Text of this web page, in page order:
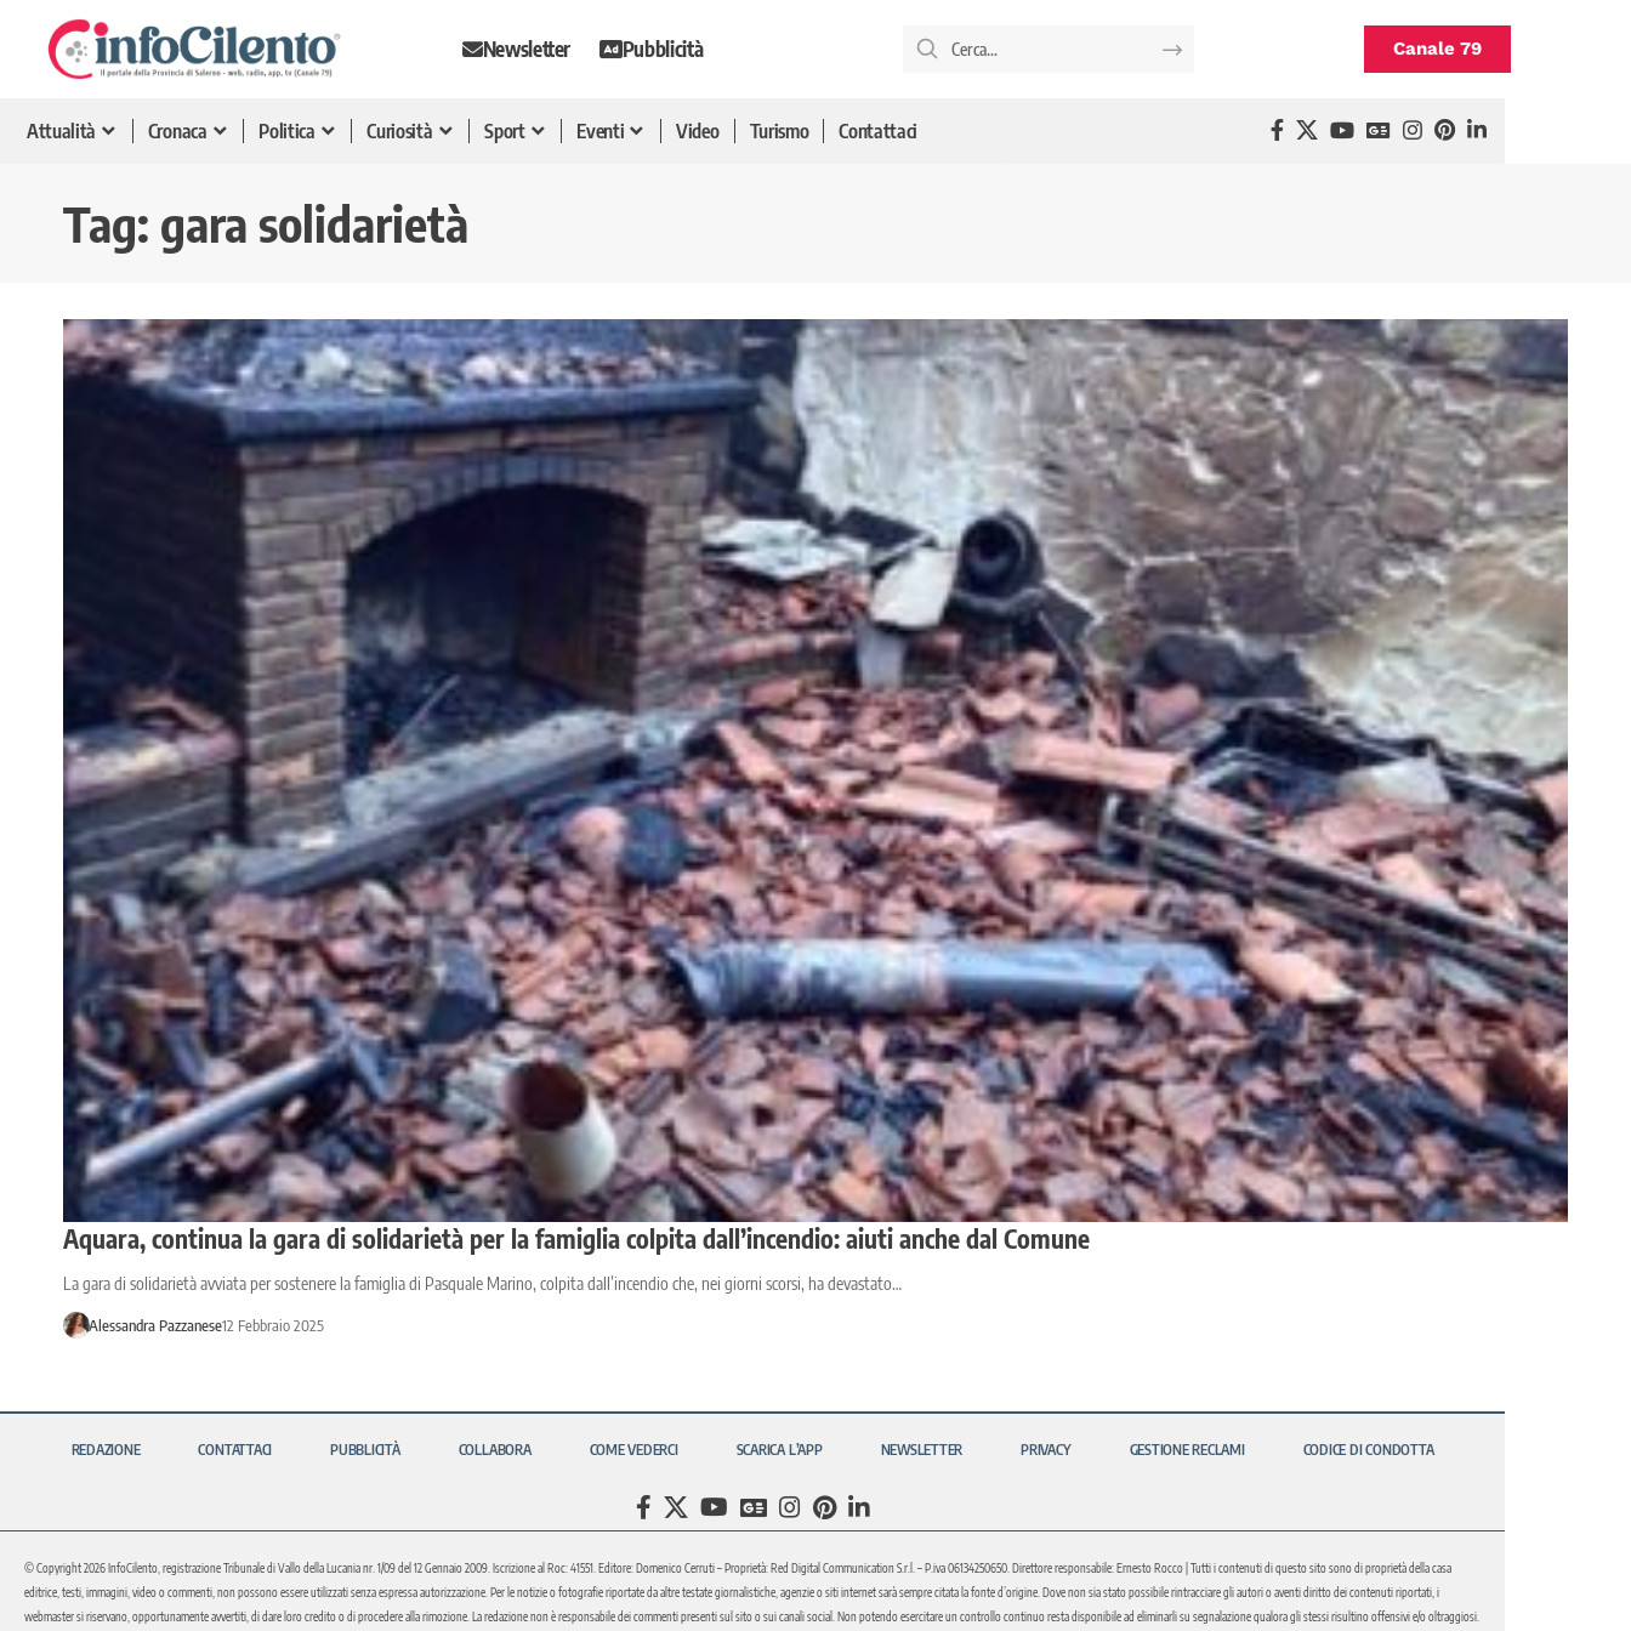
Newsletter Pubblicità Canale 79
Attualità Cronaca Politica Curiosità Sport Eventi Video Turismo Contattaci
Tag: gara solidarietà
Aquara, continua la gara di solidarietà per la famiglia colpita dall’incendio: aiuti anche dal Comune
La gara di solidarietà avviata per sostenere la famiglia di Pasquale Marino, colpita dall’incendio che, nei giorni scorsi, ha devastato…
Alessandra Pazzanese12 Febbraio 2025
REDAZIONE CONTATTACI PUBBLICITÀ COLLABORA COME VEDERCI SCARICA L’APP NEWSLETTER PRIVACY GESTIONE RECLAMI CODICE DI CONDOTTA
© Copyright 2026 InfoCilento, registrazione Tribunale di Vallo della Lucania nr. 1/09 del 12 Gennaio 2009. Iscrizione al Roc: 41551. Editore: Domenico Cerruti – Proprietà: Red Digital Communication S.r.l. – P.iva 06134250650. Direttore responsabile: Ernesto Rocco | Tutti i contenuti di questo sito sono di proprietà della casa
editrice, testi, immagini, video o commenti, non possono essere utilizzati senza espressa autorizzazione. Per le notizie o fotografie riportate da altre testate giornalistiche, agenzie o siti internet sarà sempre citata la fonte d’origine. Dove non sia stato possibile rintracciare gli autori o aventi diritto dei contenuti riportati, i
webmaster si riservano, opportunamente avvertiti, di dare loro credito o di procedere alla rimozione. La redazione non è responsabile dei commenti presenti sul sito o sui canali social. Non potendo esercitare un controllo continuo resta disponibile ad eliminarli su segnalazione qualora gli stessi risultino offensivi e/o oltraggiosi.